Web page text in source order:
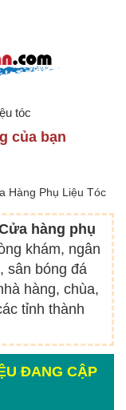
tóc
của bạn
Hàng Phụ Liệu Tóc
hàng phụ
khám, ngân
sân bóng đá
hàng, chùa,
tỉnh thành
ĐANG CẬP